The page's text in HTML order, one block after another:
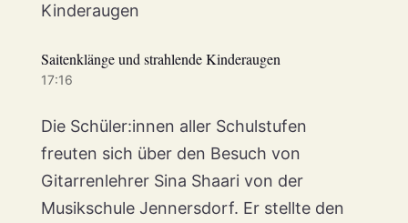
Saitenklänge und strahlende Kinderaugen
17:16
Die Schüler:innen aller Schulstufen
freuten sich über den Besuch von
Gitarrenlehrer Sina Shaari von der
Musikschule Jennersdorf. Er stellte den